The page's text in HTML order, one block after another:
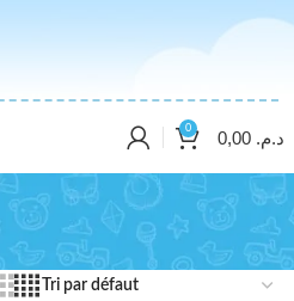
0 د.م.